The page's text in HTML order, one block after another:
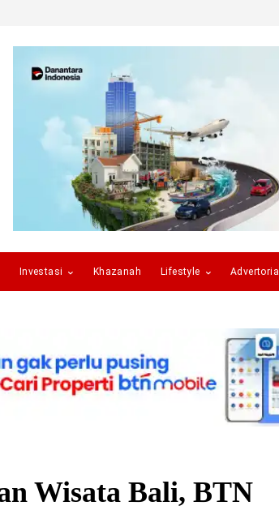
Investasi Khazanah Lifestyle Advertorial
Wisata Bali, BTN